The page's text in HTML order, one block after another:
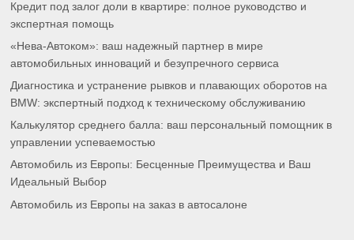
Кредит под залог доли в квартире: полное руководство и
экспертная помощь
«Нева-Автоком»: ваш надежный партнер в мире
автомобильных инноваций и безупречного сервиса
Диагностика и устранение рывков и плавающих оборотов на
BMW: экспертный подход к техническому обслуживанию
Калькулятор среднего балла: ваш персональный помощник в
управлении успеваемостью
Автомобиль из Европы: Бесценные Преимущества и Ваш
Идеальный Выбор
Автомобиль из Европы на заказ в автосалоне